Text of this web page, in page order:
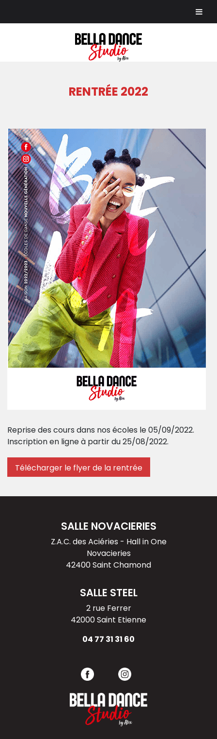
RENTRÉE 2022
Reprise des cours dans nos écoles le 05/09/2022.
Inscription en ligne à partir du 25/08/2022.
Télécharger le flyer de la rentrée
Navigation
SALLE NOVACIERIES
Z.A.C. des Aciéries - Hall in One
Novacieries
42400 Saint Chamond
SALLE STEEL
2 rue Ferrer
42000 Saint Etienne
04 77 31 31 60